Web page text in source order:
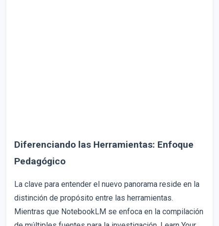
Diferenciando las Herramientas: Enfoque
Pedagógico
La clave para entender el nuevo panorama reside en la
distinción de propósito entre las herramientas.
Mientras que NotebookLM se enfoca en la compilación